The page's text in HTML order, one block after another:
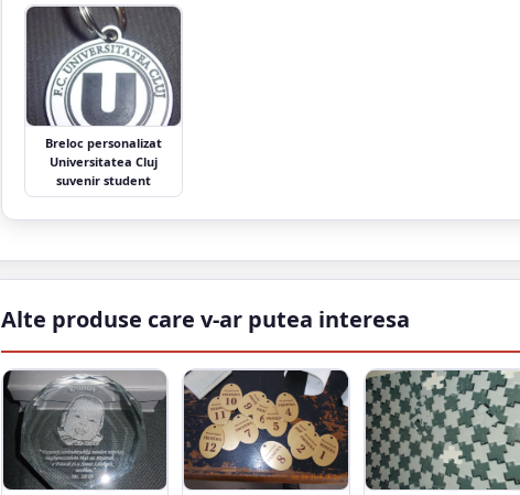
Breloc personalizat
Universitatea Cluj
suvenir student
Alte produse care v-ar putea interesa